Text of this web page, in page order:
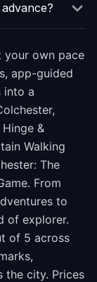
your own pace
app-guided
into a
&
Walking
The
From
to
of explorer.
of 5 across
the city. Prices